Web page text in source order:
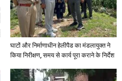
घाटों और निर्माणाधीन हेलीपैड का मंडलायुक्त ने
किया निरीक्षण, समय से कार्य पूरा कराने के निर्देश